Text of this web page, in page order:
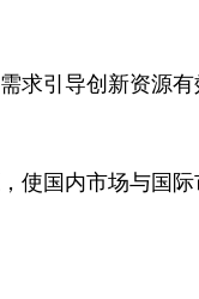
引导创新资源
国内市场与国